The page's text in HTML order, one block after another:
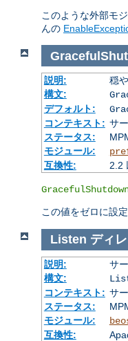
このような外部モ
んの
説明:
穏
構文:
デフォルト:
コンテキスト: サ
ステータス:
モジュール:
互換性:
2.2
この値をゼロに設
Listen ディ
説明:
サ
構文:
コンテキスト: サ
ステータス:
モジュール:
互換性: